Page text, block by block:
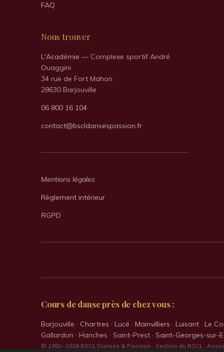
FAQ
Nous trouver
L'Académie — Complexe sportif André
Ouaggini
34 rue de Fort Mahon
28630 Barjouville
06 800 16 104
contact@bscldansespassion.fr
Mentions légales
Règlement intérieur
RGPD
Cours de danse près de chez vous :
Barjouville · Chartres · Lucé · Mainvilliers · Luisant · Le
Gallardon · Hanches · Saint-Prest · Saint-Georges-sur-
© 1991–2026 BSCL Danses & Passion · Section du BSCL ·